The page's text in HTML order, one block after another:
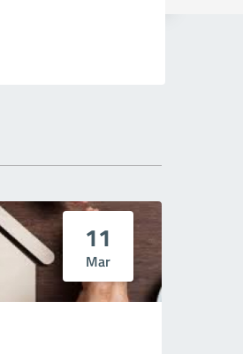
11
Mar